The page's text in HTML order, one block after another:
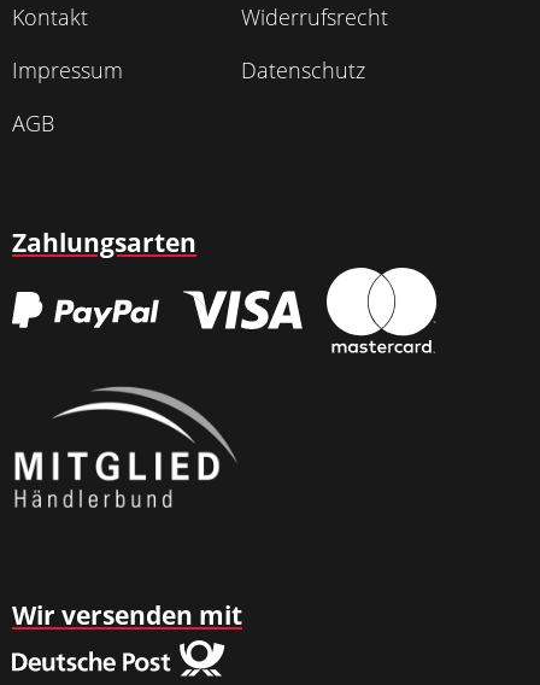
Kontakt
Widerrufsrecht
Impressum
Datenschutz
AGB
Zahlungsarten
Wir versenden mit